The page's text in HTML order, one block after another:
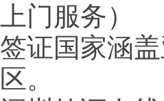
上门服务）
签证国家涵
区。